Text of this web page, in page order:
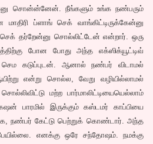
சொன்ன்னேன். நீங்களும் உங்க நண்பரும்
ப்ளாங் செக் வாங்கிட்டிருக்கேன்னு
தர்றேன்னு சொல்லிட்டேன் என்றார். ஒரு
போன போது அந்த எக்ஸிக்யூட்டிவ்
செம கடுப்புடன். ஆனால் நண்பர் விடாமல்
என்று சொல்ல, வேறு வழியில்லாமல்
மற்ற பார்மாலிட்டியையெல்லாம்
பாரமில் இருக்கும் கஸ்டமர் காப்பியை
நண்பர் கேட்டு பெற்றுக் கொண்டார். அந்த
எனக்கு ஒரே சந்தோஷம். நமக்கு